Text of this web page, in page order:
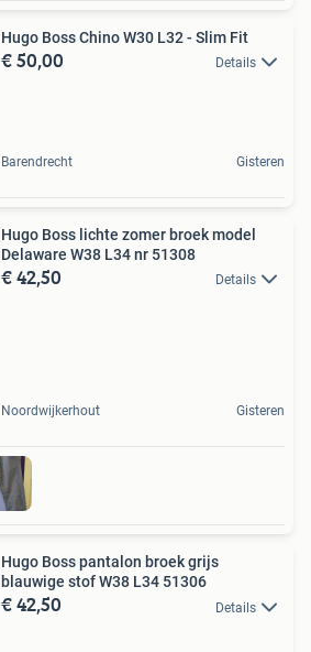
Hugo Boss Chino W30 L32 - Slim Fit
€ 50,00 Details
Barendrecht Gisteren
Hugo Boss lichte zomer broek model
Delaware W38 L34 nr 51308
€ 42,50 Details
Noordwijkerhout Gisteren
Hugo Boss pantalon broek grijs
blauwige stof W38 L34 51306
€ 42,50 Details